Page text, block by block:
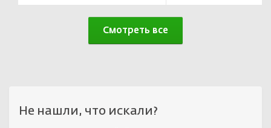
Смотреть все
Не нашли, что искали?